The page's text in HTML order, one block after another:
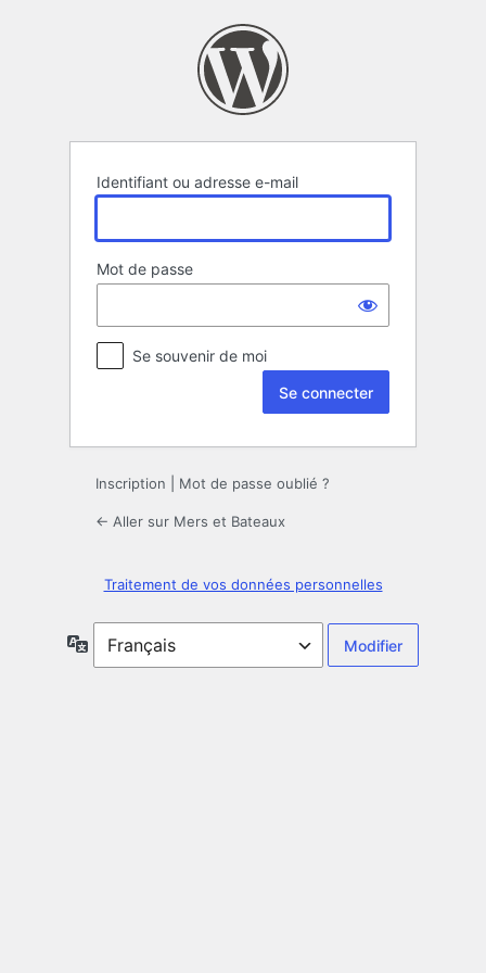
Identifiant ou adresse e-mail
Mot de passe
Se souvenir de moi
Inscription Mot de passe oublié ?
← Aller sur Mers et Bateaux
Traitement de vos données personnelles
Langue